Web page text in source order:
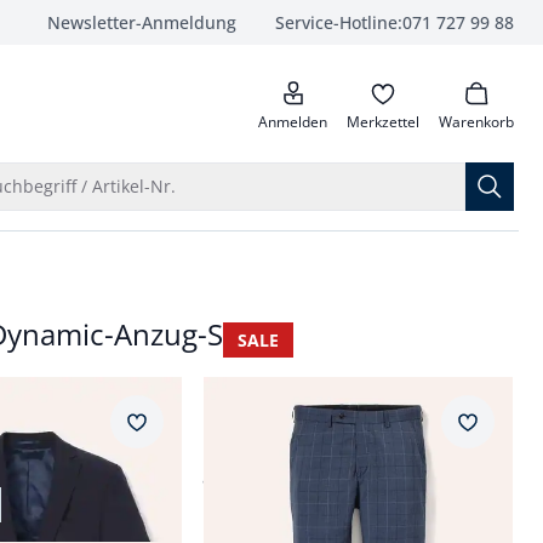
Newsletter-Anmeldung Service-Hotline:071 727 99 88
anrufen
Anmelden Merkzettel Warenkorb
/ Artikel-Nr.
Anzug-Sakko
Sakko
Merkzettel
SALE
B-DYnamic-Anzug-Hose
ab
Fr. 59,99